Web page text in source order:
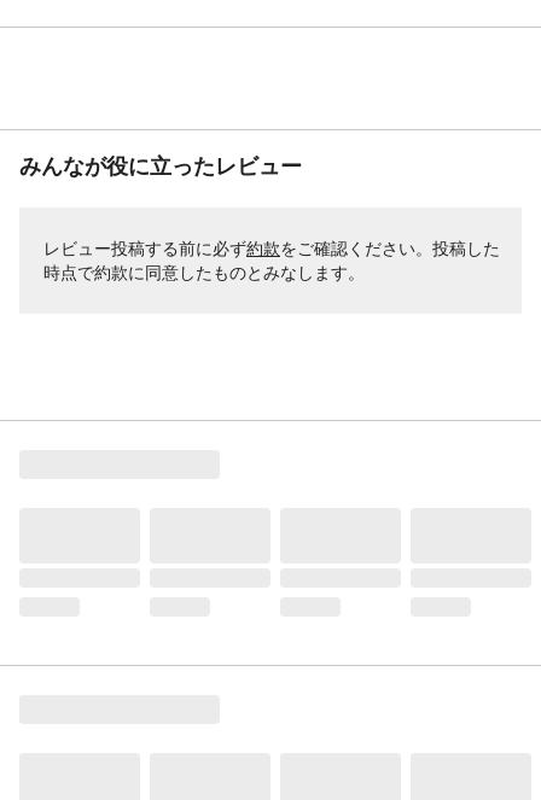
みんなが役に立ったレビュー
レビュー投稿する前に必ず約款をご確認ください。投稿した
時点で約款に同意したものとみなします。